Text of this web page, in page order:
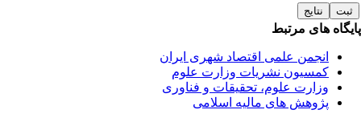
های مرتبط
انجمن علمی اقتصاد شهری ایران
کمسیون نشریات وزارت علوم
وزارت علوم، تحقیقات و فناوری
پژوهش های مالیه اسلامی